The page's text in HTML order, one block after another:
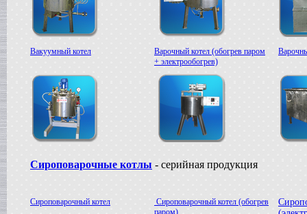
Вакуумный котел
Варочный котел (обогрев паром
+ электрообогрев)
Сироповарочные котлы - серийная продукция
Сироповарочный котел
Сироповарочный котел (обогрев
паром)